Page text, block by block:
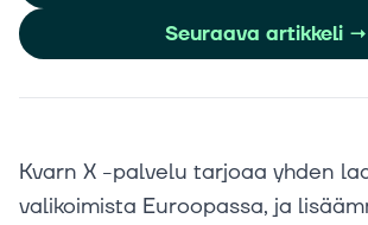
Seuraava artikkeli →
Kvarn X -palvelu tarjoaa yhden
valikoimista Euroopassa, ja